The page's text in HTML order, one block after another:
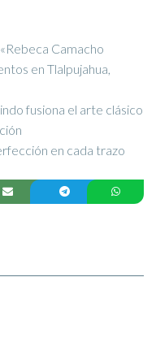
Camacho
en Tlalpujahua,
fusiona el arte clásico
en cada trazo